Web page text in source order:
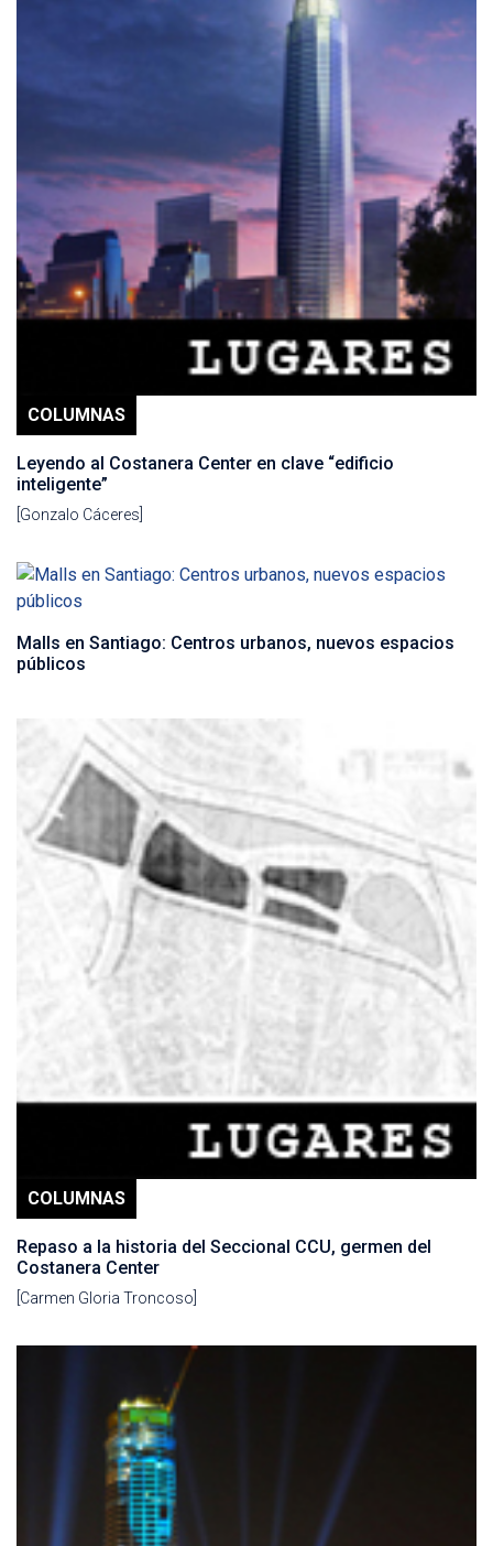
COLUMNAS
Leyendo al Costanera Center en clave “edificio
inteligente”
[Gonzalo Cáceres]
Malls en Santiago: Centros urbanos, nuevos espacios
públicos
COLUMNAS
Repaso a la historia del Seccional CCU, germen del
Costanera Center
[Carmen Gloria Troncoso]